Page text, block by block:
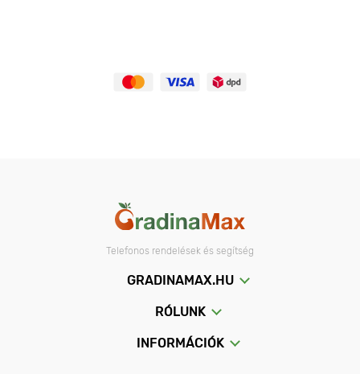
Telefonos rendelések és segítség
GRADINAMAX.HU
RÓLUNK
INFORMÁCIÓK